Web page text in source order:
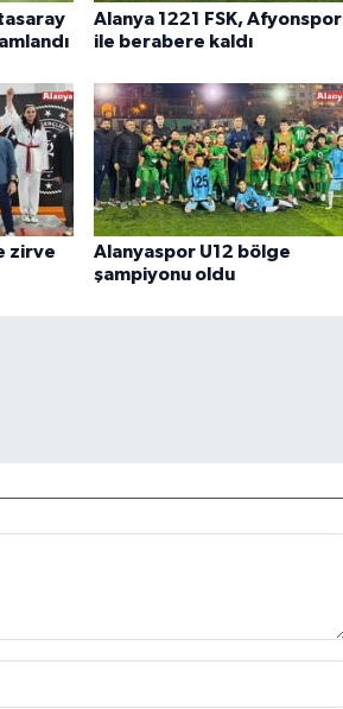
Alanya 1221 FSK, Afyonspor
ile berabere kaldı
zirve
Alanyaspor U12 bölge
şampiyonu oldu